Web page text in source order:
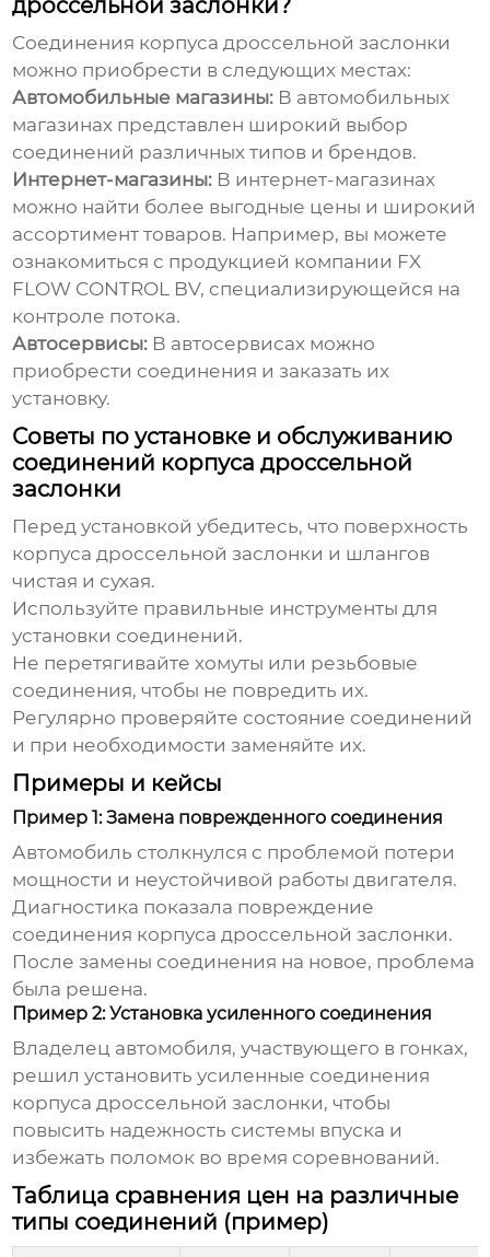
дроссельной заслонки?
Соединения корпуса дроссельной заслонки
можно приобрести в следующих местах:
Автомобильные магазины: В автомобильных
магазинах представлен широкий выбор
соединений различных типов и брендов.
Интернет-магазины: В интернет-магазинах
можно найти более выгодные цены и широкий
ассортимент товаров. Например, вы можете
ознакомиться с продукцией компании FX
FLOW CONTROL BV, специализирующейся на
контроле потока.
Автосервисы: В автосервисах можно
приобрести соединения и заказать их
установку.
Советы по установке и обслуживанию
соединений корпуса дроссельной
заслонки
Перед установкой убедитесь, что поверхность
корпуса дроссельной заслонки и шлангов
чистая и сухая.
Используйте правильные инструменты для
установки соединений.
Не перетягивайте хомуты или резьбовые
соединения, чтобы не повредить их.
Регулярно проверяйте состояние соединений
и при необходимости заменяйте их.
Примеры и кейсы
Пример 1: Замена поврежденного соединения
Автомобиль столкнулся с проблемой потери
мощности и неустойчивой работы двигателя.
Диагностика показала повреждение
соединения корпуса дроссельной заслонки.
После замены соединения на новое, проблема
была решена.
Пример 2: Установка усиленного соединения
Владелец автомобиля, участвующего в гонках,
решил установить усиленные соединения
корпуса дроссельной заслонки, чтобы
повысить надежность системы впуска и
избежать поломок во время соревнований.
Таблица сравнения цен на различные
типы соединений (пример)